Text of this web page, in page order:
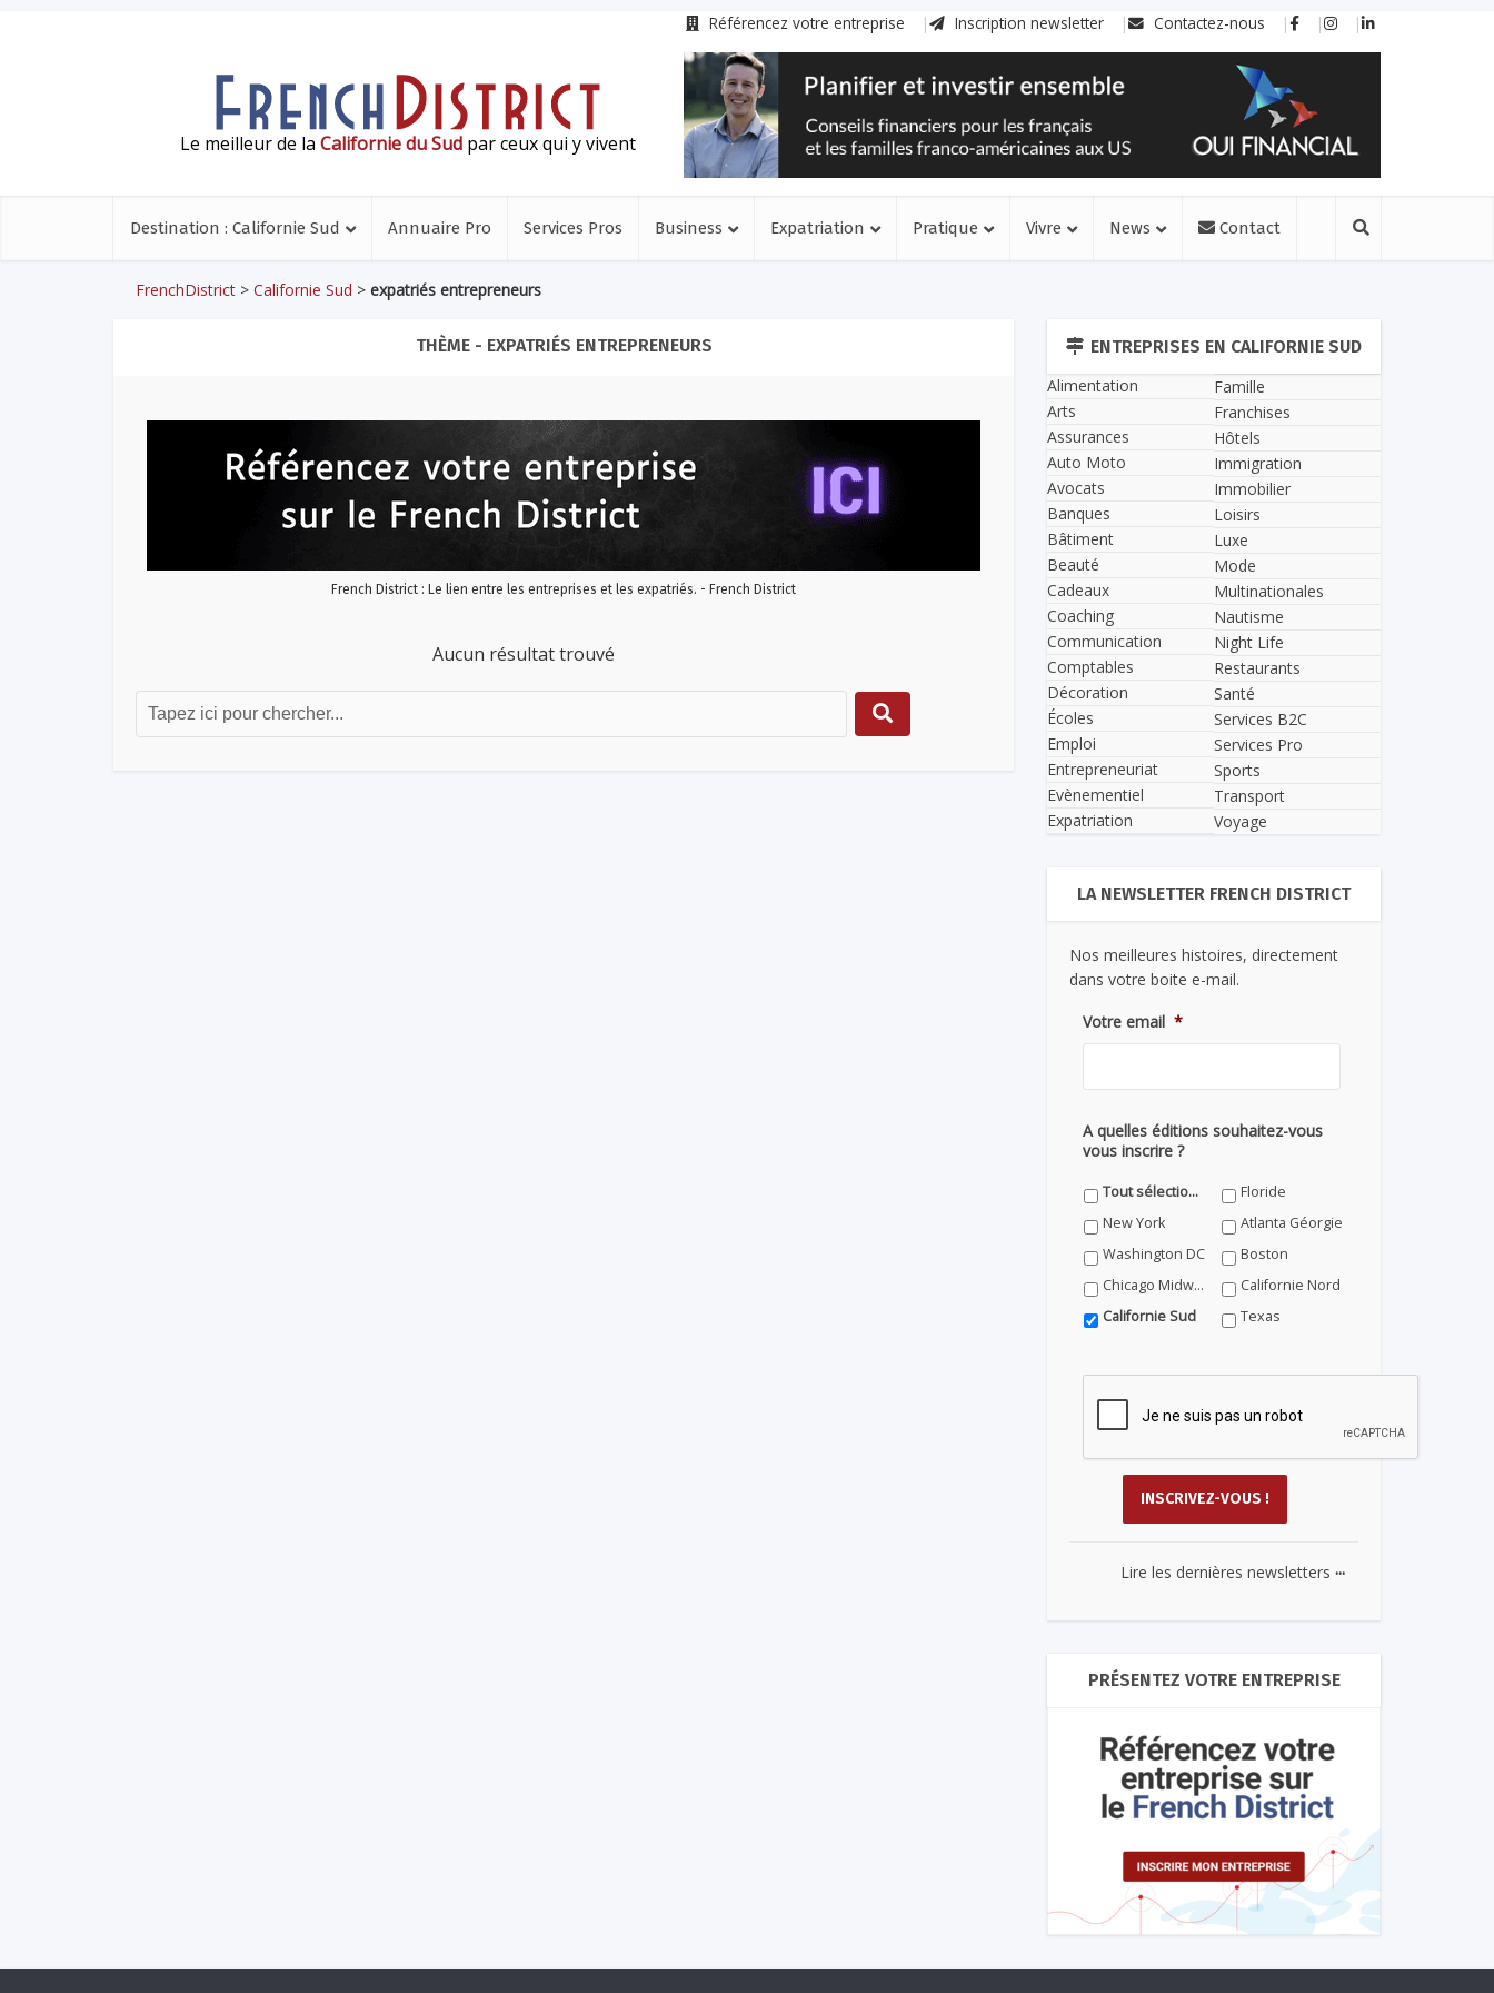
Référencez votre entreprise Inscription newsletter Contactez-nous
Le meilleur de la Californie du Sud par ceux qui y vivent
Destination : Californie Sud Annuaire Pro Services Pros Business Expatriation Pratique Vivre News Contact
FrenchDistrict > Californie Sud > expatriés entrepreneurs
THÈME - EXPATRIÉS ENTREPRENEURS
French District : Le lien entre les entreprises et les expatriés. - French District
Aucun résultat trouvé
ENTREPRISES EN CALIFORNIE SUD
Alimentation
Arts
Assurances
Auto Moto
Avocats
Banques
Bâtiment
Beauté
Cadeaux
Coaching
Communication
Comptables
Décoration
Écoles
Emploi
Entrepreneuriat
Evènementiel
Expatriation
Famille
Franchises
Hôtels
Immigration
Immobilier
Loisirs
Luxe
Mode
Multinationales
Nautisme
Night Life
Restaurants
Santé
Services B2C
Services Pro
Sports
Transport
Voyage
LA NEWSLETTER FRENCH DISTRICT
Nos meilleures histoires, directement
dans votre boite e-mail.
Votre email *
A quelles éditions souhaitez-vous
vous inscrire ?
Tout sélectionner
Floride
New York
Atlanta Géorgie
Washington DC
Boston
Chicago Midwest
Californie Nord
Californie Sud
Texas
Lire les dernières newsletters ...
PRÉSENTEZ VOTRE ENTREPRISE